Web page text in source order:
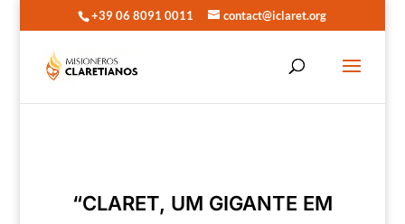
+39 06 8091 0011 contact@iclaret.org
“CLARET, UM GIGANTE EM